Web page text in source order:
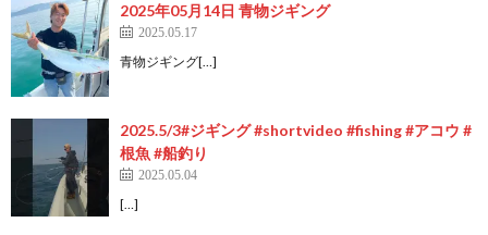
2025年05月14日 青物ジギング
2025.05.17
青物ジギング[…]
2025.5/3#ジギング #shortvideo #fishing #アコウ #
根魚 #船釣り
2025.05.04
[…]